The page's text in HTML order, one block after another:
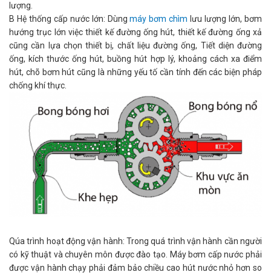
lượng.
B Hệ thống cấp nước lớn: Dùngmáy bơm chìm lưu lượng lớn, bơm
hướng trục lớn việc thiết kế đường ống hút, thiết kế đường ống xả
cũng cần lựa chọn thiết bị, chất liệu đường ống, Tiết diện đường
ống, kích thước ống hút, buồng hút hợp lý, khoảng cách xa điểm
hút, chõ bơm hút cũng là những yếu tố cần tính đến các biện pháp
chống khí thực.
Qúa trình hoạt động vận hành: Trong quá trình vận hành cần người
có kỹ thuật và chuyên môn được đào tạo. Máy bơm cấp nước phải
được vận hành chạy phải đảm bảo chiều cao hút nước nhỏ hơn so